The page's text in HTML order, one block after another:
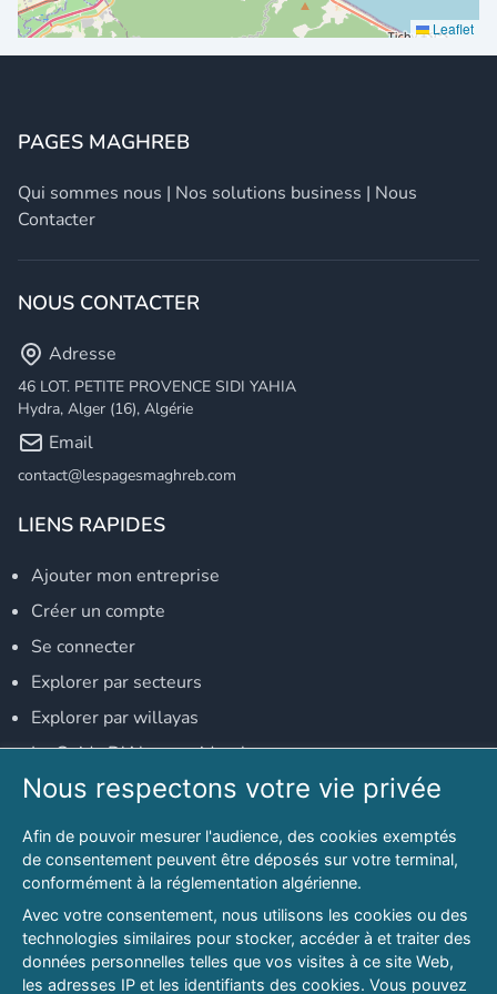
Leaflet
PAGES MAGHREB
Qui sommes nous | Nos solutions business | Nous
Contacter
NOUS CONTACTER
Adresse
46 LOT. PETITE PROVENCE SIDI YAHIA
Hydra, Alger (16), Algérie
Email
contact@lespagesmaghreb.com
LIENS RAPIDES
Ajouter mon entreprise
Créer un compte
Se connecter
Explorer par secteurs
Explorer par willayas
Le Guide D'Alger, guide-alger.com
NOS RÉSEAUX SOCIAUX
Notre page Facebook
Notre page LinkedIn
Notre page Instagram
Notre page Twitter
Nous respectons votre vie privée
Afin de pouvoir mesurer l'audience, des cookies exemptés
de consentement peuvent être déposés sur votre terminal,
conformément à la réglementation algérienne.
Avec votre consentement, nous utilisons les cookies ou des
technologies similaires pour stocker, accéder à et traiter des
données personnelles telles que vos visites à ce site Web,
les adresses IP et les identifiants des cookies. Vous pouvez